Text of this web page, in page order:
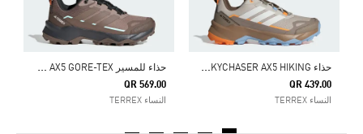
ح
ذاء TERREX SKYCHASER AX5 HIKING
QR 439.00
النساء TERREX
ح
ذاء للمسير TERREX SKYCHASER AX5 GORE-TEX
QR 569.00
النساء TERREX